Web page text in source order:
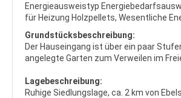
Energieausweistyp
für Heizung Holzpellets, Wesentliche
Grundstücksbeschreibung:
Der Hauseingang ist über ein paar
angelegte Garten zum Verweilen im
Lagebeschreibung:
Ruhige Siedlungslage, ca. 2 km von